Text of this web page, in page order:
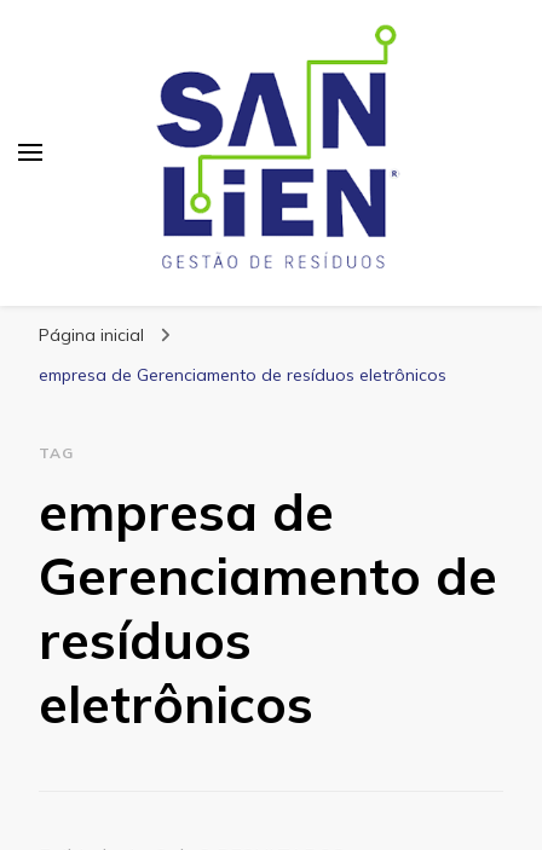
Página inicial
empresa de Gerenciamento de resíduos eletrônicos
TAG
empresa de
Gerenciamento de
resíduos
eletrônicos